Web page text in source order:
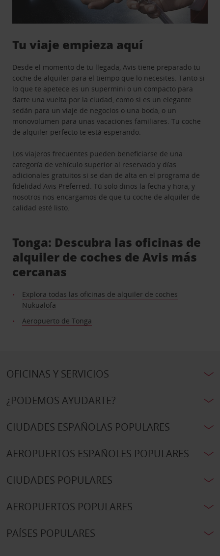
Tu viaje empieza aquí
Desde el momento de tu llegada, Avis tiene preparado tu
coche de alquiler para el tiempo que lo necesites. Tanto si
lo que te apetece es un supermini o un compacto para
darte una vuelta por la ciudad, como si es un elegante
sedán para un viaje de negocios o una boda, o un
monovolumen para unas vacaciones familiares. Tu coche
de alquiler perfecto te está esperando.
Los viajeros frecuentes pueden beneficiarse de una
categoría de vehículo superior al reservado y días
adicionales gratuitos si se dan de alta en el programa de
fidelidadAvis Preferred. Tú solo dinos la fecha y hora, y
nosotros nos encargamos de que tu coche de alquiler de
calidad esté listo.
Tonga: Descubra las oficinas de
alquiler de coches de Avis más
cercanas
Explora todas las oficinas de alquiler de coches
Nukualofa
Aeropuerto de Tonga
OFICINAS Y SERVICIOS
¿PODEMOS AYUDARTE?
CIUDADES ESPAÑOLAS POPULARES
AEROPUERTOS ESPAÑOLES POPULARES
CIUDADES POPULARES
AEROPUERTOS POPULARES
PAÍSES POPULARES